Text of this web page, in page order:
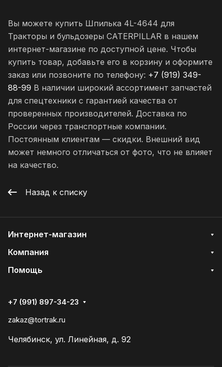
Вы можете купить Шпилька 4L-4644 для
Тракторы и бульдозеры CATERPILLAR в нашем
интернет-магазине по доступной цене. Чтобы
купить товар, добавьте его в корзину и оформите
заказ или позвоните по телефону: +7 (919) 349-
88-99 В наличии широкий ассортимент запчастей
для спецтехники с гарантией качества от
проверенных производителей. Доставка по
России через транспортные компании.
Постоянным клиентам — скидки. Внешний вид
может немного отличаться от фото, что не влияет
на качество.
Назад к списку
Интернет-магазин
Компания
Помощь
+7 (991) 897-34-23
zakaz@tortrak.ru
Челябинск, ул. Линейная, д. 92